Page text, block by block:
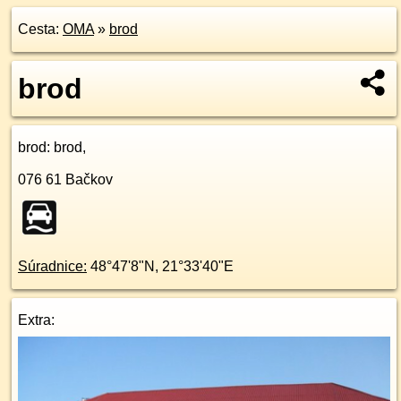
Cesta: OMA» brod
brod
brod: brod,
076 61 Bačkov
Súradnice: 48°47'8"N , 21°33'40"E
Extra: